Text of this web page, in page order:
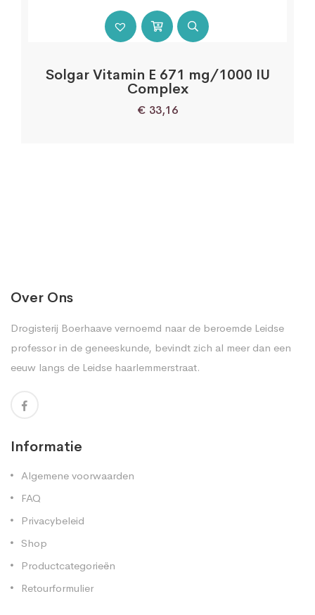
Solgar Vitamin E 671 mg/1000 IU
Complex
€ 33,16
Over Ons
Drogisterij Boerhaave vernoemd naar de beroemde Leidse
professor in de geneeskunde, bevindt zich al meer dan een
eeuw langs de Leidse haarlemmerstraat.
Informatie
Algemene voorwaarden
FAQ
Privacybeleid
Shop
Productcategorieën
Retourformulier